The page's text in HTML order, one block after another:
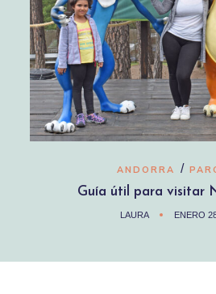
ANDORRA /
Guía útil para visitar
LAURA ENERO